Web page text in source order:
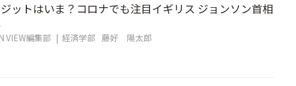
ットはいま？コロナでも注目イギリス ジョンソン首相
VIEW編集部 経済学部 藤好 陽太郎